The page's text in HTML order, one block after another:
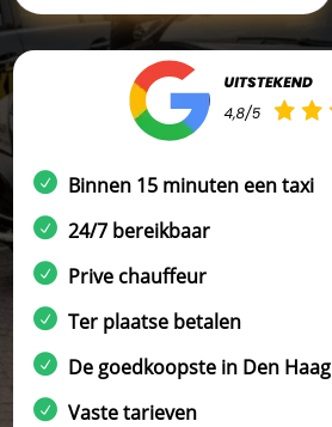
Binnen 15 minuten een taxi
24/7 bereikbaar
Prive chauffeur
Ter plaatse betalen
De goedkoopste in Den Haag
Vaste tarieven